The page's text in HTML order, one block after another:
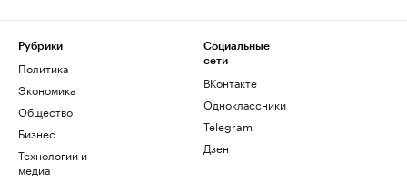
Рубрики
Политика
Экономика
Общество
Бизнес
Технологии и
медиа
Социальные
сети
ВКонтакте
Одноклассники
Telegram
Дзен